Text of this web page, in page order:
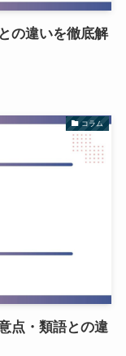
の違いを徹底解
コラム
点・類語との違